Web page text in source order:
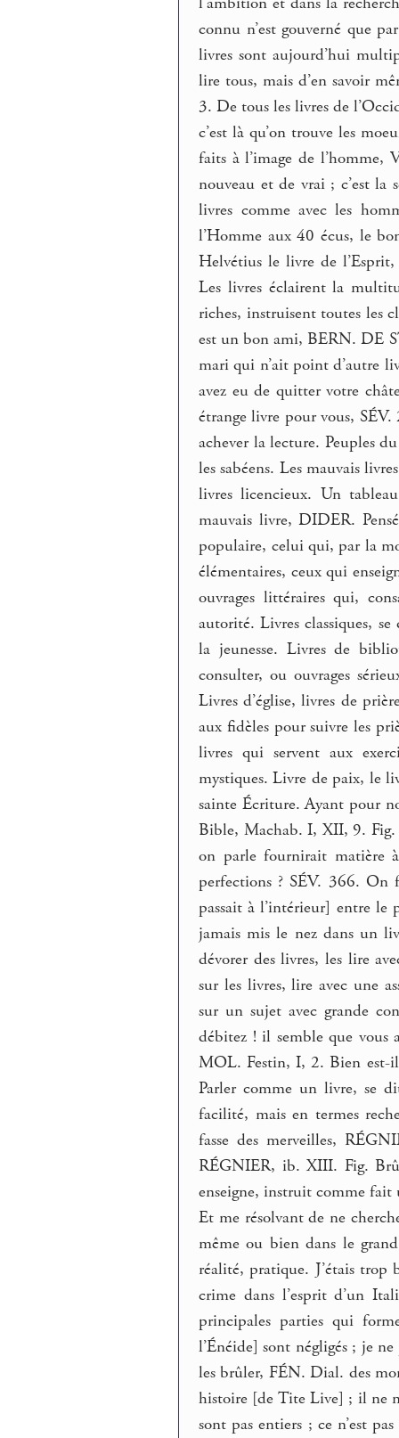
connu n’est gouverné que
livres sont aujourd’hui
lire tous, mais d’en savoir
3. De tous les livres de
c’est là qu’on trouve les
faits à l’image de
nouveau et de vrai ; c’est
livres comme avec les
l’Homme aux 40 écus, le
Helvétius le livre de
Les livres éclairent la
riches, instruisent toutes les
est un bon ami, BERN. DE
mari qui n’ait point d’autre
avez eu de quitter votre
étrange livre pour vous,
achever la lecture. Peuples
les sabéens. Les mauvais
livres licencieux. Un
mauvais livre, DIDER.
populaire, celui qui, par la
élémentaires, ceux qui
ouvrages littéraires qui,
autorité. Livres classiques,
la jeunesse. Livres de
consulter, ou ouvrages
Livres d’église, livres de
aux fidèles pour suivre les
livres qui servent aux
mystiques. Livre de paix, le
sainte Écriture. Ayant pour
Bible, Machab. I, XII, 9.
on parle fournirait matière
perfections ? SÉV. 366.
passait à l’intérieur] entre
jamais mis le nez dans un
dévorer des livres, les lire
sur les livres, lire avec une
sur un sujet avec grande
débitez ! il semble que vous
MOL. Festin, I, 2. Bien est-
Parler comme un livre, se
facilité, mais en termes
fasse des merveilles,
RÉGNIER, ib. XIII. Fig.
enseigne, instruit comme
Et me résolvant de ne
même ou bien dans le
réalité, pratique. J’étais
crime dans l’esprit d’un
principales parties qui
l’Énéide] sont négligés ; je
les brûler, FÉN. Dial. des
histoire [de Tite Live] ; il ne
sont pas entiers ; ce n’est